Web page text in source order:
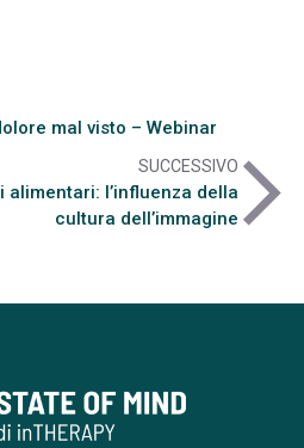
mal visto – Webinar
SUCCESSIVO
l’influenza della
cultura dell’immaginearrow_forward_ios